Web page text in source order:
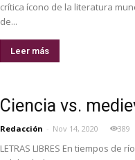
crítica ícono de la literatura
de...
Leer más
Ciencia vs.
Redacción - Nov 14, 2020 389
LETRAS LIBRES En tiempos de